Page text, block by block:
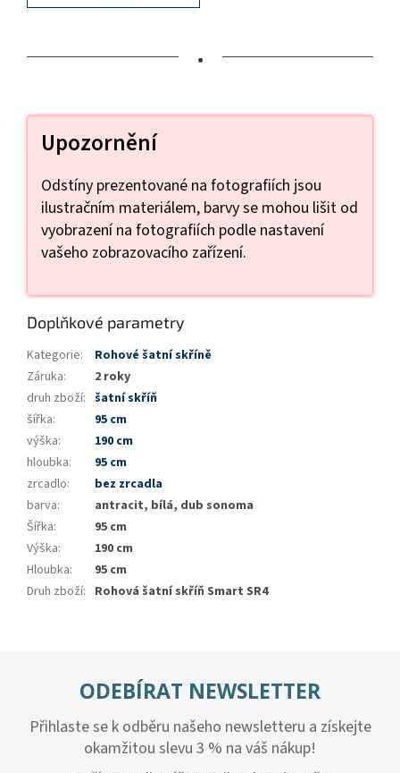
•
Upozornění
Odstíny prezentované na fotografiích jsou
ilustračním materiálem, barvy se mohou lišit od
vyobrazení na fotografiích podle nastavení
vašeho zobrazovacího zařízení.
Doplňkové parametry
Kategorie:
Rohové šatní skříně
Záruka:
2 roky
druh zboží: šatní skříň
šířka:
95 cm
výška:
190 cm
hloubka:
95 cm
zrcadlo:
bez zrcadla
barva:
antracit, bílá, dub sonoma
Šířka:
95 cm
Výška:
190 cm
Hloubka:
95 cm
Druh zboží: Rohová šatní skříň Smart SR4
ODEBÍRAT NEWSLETTER
Přihlaste se k odběru našeho newsletteru a získejte
okamžitou slevu 3 % na váš nákup!